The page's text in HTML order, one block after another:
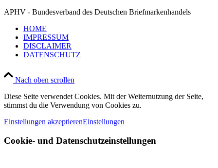
APHV - Bundesverband des Deutschen Briefmarkenhandels
HOME
IMPRESSUM
DISCLAIMER
DATENSCHUTZ
Nach oben scrollen
Diese Seite verwendet Cookies. Mit der Weiternutzung der Seite,
stimmst du die Verwendung von Cookies zu.
Einstellungen akzeptierenEinstellungen
Cookie- und Datenschutzeinstellungen